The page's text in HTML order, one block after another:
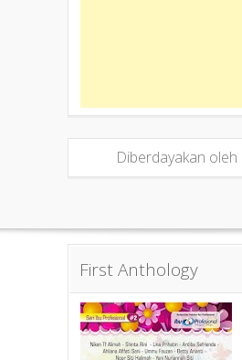
Diberdayakan oleh
First Anthology